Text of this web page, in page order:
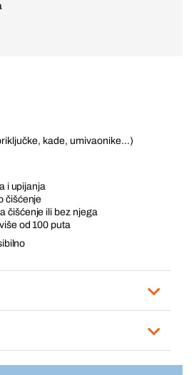
kade, umivaonike...)
i upijanja
čišćenje
čišćenje ili bez njega
od 100 puta